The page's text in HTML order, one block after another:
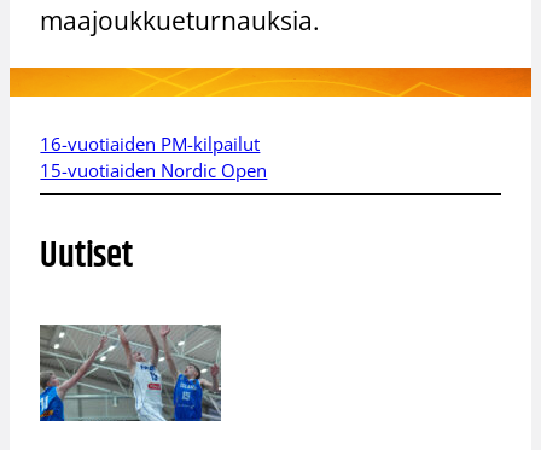
maajoukkueturnauksia.
16-vuotiaiden PM-kilpailut
15-vuotiaiden Nordic Open
Uutiset